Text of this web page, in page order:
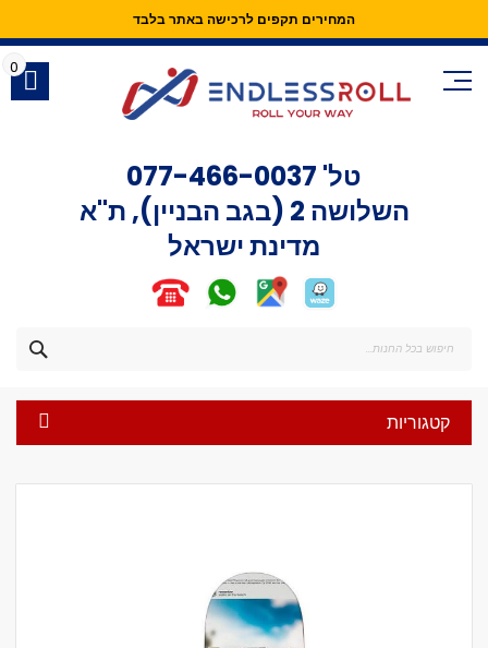
המחירים תקפים לרכישה באתר בלבד
Skip
Content
טל' 077-466-0037
השלושה 2 (בגב הבניין), ת"א
מדינת ישראל
0
קטגוריות